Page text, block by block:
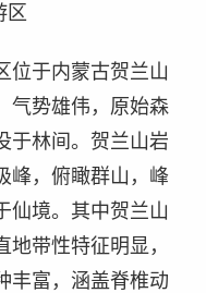
区
位于内蒙古贺兰山
气势雄伟，原始森
于林间。贺兰山岩
峰，俯瞰群山，峰
仙境。其中贺兰山
带性特征明显，
丰富，涵盖脊椎动